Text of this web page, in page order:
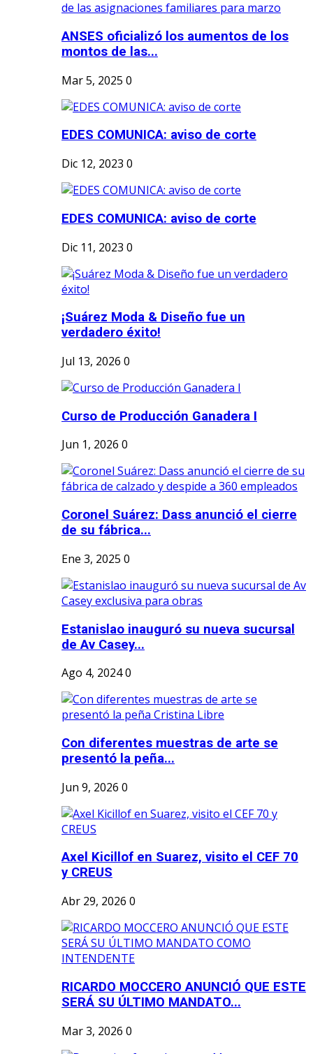
ANSES oficializó los aumentos de los
montos de las...
Mar 5, 2025 0
EDES COMUNICA: aviso de corte
Dic 12, 2023 0
EDES COMUNICA: aviso de corte
Dic 11, 2023 0
¡Suárez Moda & Diseño fue un
verdadero éxito!
Jul 13, 2026 0
Curso de Producción Ganadera I
Jun 1, 2026 0
Coronel Suárez: Dass anunció el cierre
de su fábrica...
Ene 3, 2025 0
Estanislao inauguró su nueva sucursal
de Av Casey...
Ago 4, 20240
Con diferentes muestras de arte se
presentó la peña...
Jun 9, 2026 0
Axel Kicillof en Suarez, visito el CEF 70
y CREUS
Abr 29, 2026 0
RICARDO MOCCERO ANUNCIÓ QUE ESTE
SERÁ SU ÚLTIMO MANDATO...
Mar 3, 2026 0